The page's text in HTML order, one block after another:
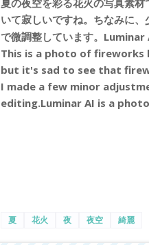
いて寂しいですね。ちなみに、
で微調整しています。Luminar
This is a photo of
but it's sad to see that
I made a few minor
editing.Luminar AI is a
夏 花火 夜 夜空 綺麗